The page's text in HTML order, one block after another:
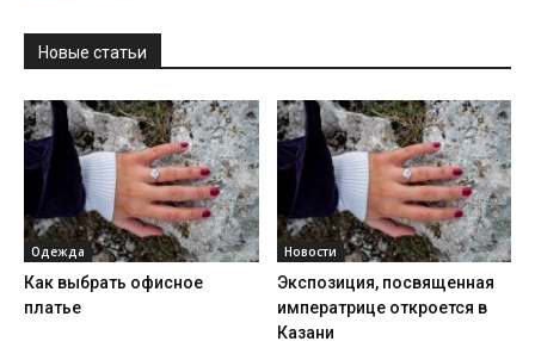
Новые статьи
Одежда
Как выбрать офисное
платье
Новости
Экспозиция, посвященная
императрице откроется в
Казани